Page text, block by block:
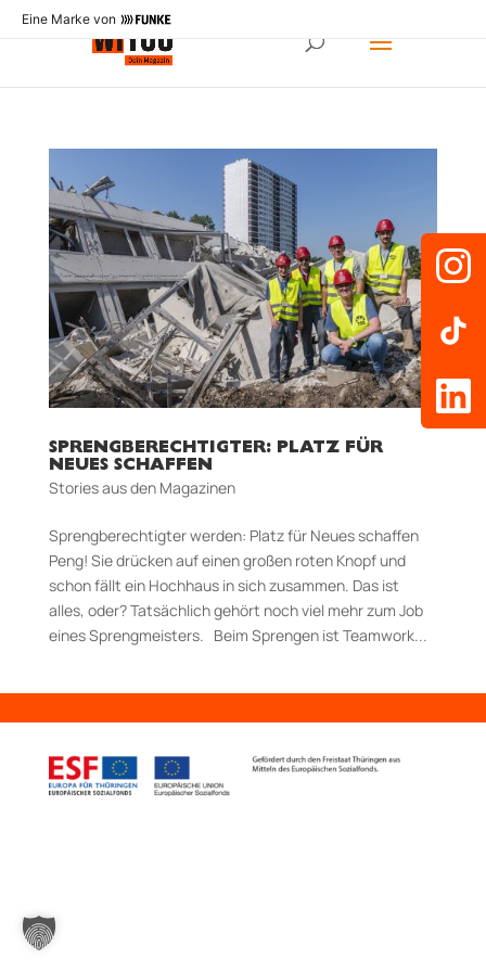
Eine Marke von
SPRENGBERECHTIGTER: PLATZ FÜR
NEUES SCHAFFEN
Stories aus den Magazinen
Sprengberechtigter werden: Platz für Neues schaffen
Peng! Sie drücken auf einen großen roten Knopf und
schon fällt ein Hochhaus in sich zusammen. Das ist
alles, oder? Tatsächlich gehört noch viel mehr zum Job
eines Sprengmeisters. Beim Sprengen ist Teamwork...